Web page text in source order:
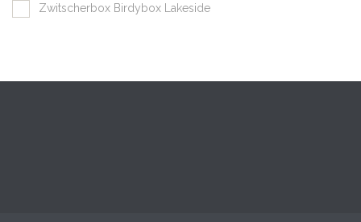
Zwitscherbox Birdybox Lakeside